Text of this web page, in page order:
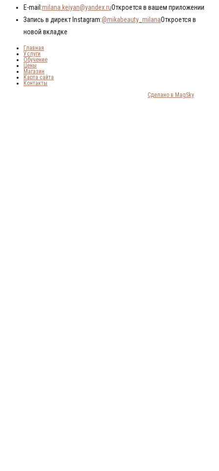
E-mail:milana.keiyan@yandex.ruОткроется в вашем приложении
Запись в директ Instagram:@mikabeauty_milanaОткроется в
новой вкладке
Главная
Услуги
Обучение
Цены
Магазин
Карта сайта
Контакты
Сделано в MagSky